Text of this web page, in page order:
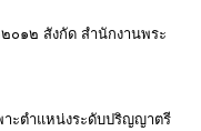
๐๑๒ สังกัด สำนักงานพระ
ตำแหน่งระดับปริญญาตรี